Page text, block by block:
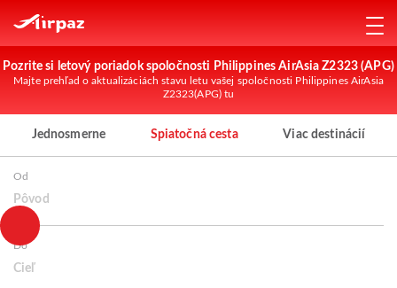
Pozrite si letový poriadok spoločnosti Philippines AirAsia Z2323 (APG)
Majte prehľad o aktualizáciách stavu letu vašej spoločnosti Philippines AirAsia
Z2323(APG) tu
Jednosmerne Spiatočná cesta Viac destinácií
Od
Pôvod
Do
Cieľ